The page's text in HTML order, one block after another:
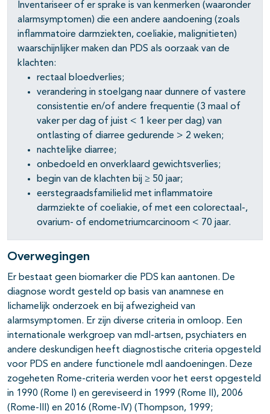
Inventariseer of er sprake is van kenmerken (waaronder
alarmsymptomen) die een andere aandoening (zoals
inflammatoire darmziekten, coeliakie, malignitieten)
waarschijnlijker maken dan PDS als oorzaak van de
klachten:
rectaal bloedverlies;
verandering in stoelgang naar dunnere of vastere
consistentie en/of andere frequentie (3 maal of
vaker per dag of juist < 1 keer per dag) van
ontlasting of diarree gedurende > 2 weken;
nachtelijke diarree;
onbedoeld en onverklaard gewichtsverlies;
begin van de klachten bij ≥ 50 jaar;
eerstegraadsfamilielid met inflammatoire
darmziekte of coeliakie, of met een colorectaal-,
ovarium- of endometriumcarcinoom < 70 jaar.
Overwegingen
Er bestaat geen biomarker die PDS kan aantonen. De
diagnose wordt gesteld op basis van anamnese en
lichamelijk onderzoek en bij afwezigheid van
alarmsymptomen. Er zijn diverse criteria in omloop. Een
internationale werkgroep van mdl-artsen, psychiaters en
andere deskundigen heeft diagnostische criteria opgesteld
voor PDS en andere functionele mdl aandoeningen. Deze
zogeheten Rome-criteria werden voor het eerst opgesteld
in 1990 (Rome I) en gereviseerd in 1999 (Rome II), 2006
(Rome-III) en 2016 (Rome-IV) (Thompson, 1999;